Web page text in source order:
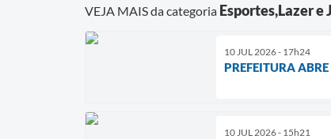
VEJA MAIS da categoria Esportes,Lazer e
10 JUL 2026 - 17h24
PREFEITURA
10 JUL 2026 - 15h21